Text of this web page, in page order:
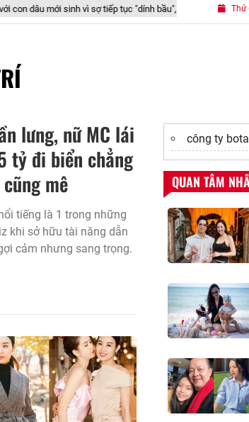
sinh vì sợ tiếp tục "dính bầu", nửa đêm tỉnh giấc, bà tímThứ
lưng, nữ MC lái
tỷ đi biển chẳng
mê
tiếng là 1 trong những
khi sở hữu tài năng dẫn
cảm nhưng sang trọng.
công ty
QUAN TÂM